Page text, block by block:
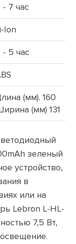
- 7 час
Ion
- 5 час
(мм). 160
(мм) 131
зеленый
устройство,
в
или на
Lebron L-HL-
7,5 Вт,